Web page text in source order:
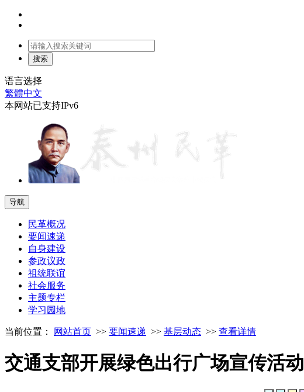
语言选择
繁體中文
本网站已支持IPv6
导航
民革概况
要闻速递
自身建设
参政议政
祖统联谊
社会服务
主题专栏
学习园地
当前位置： 网站首页 >> 要闻速递 >> 基层动态 >> 查看详情
交通支部开展绿色出行广场宣传活动